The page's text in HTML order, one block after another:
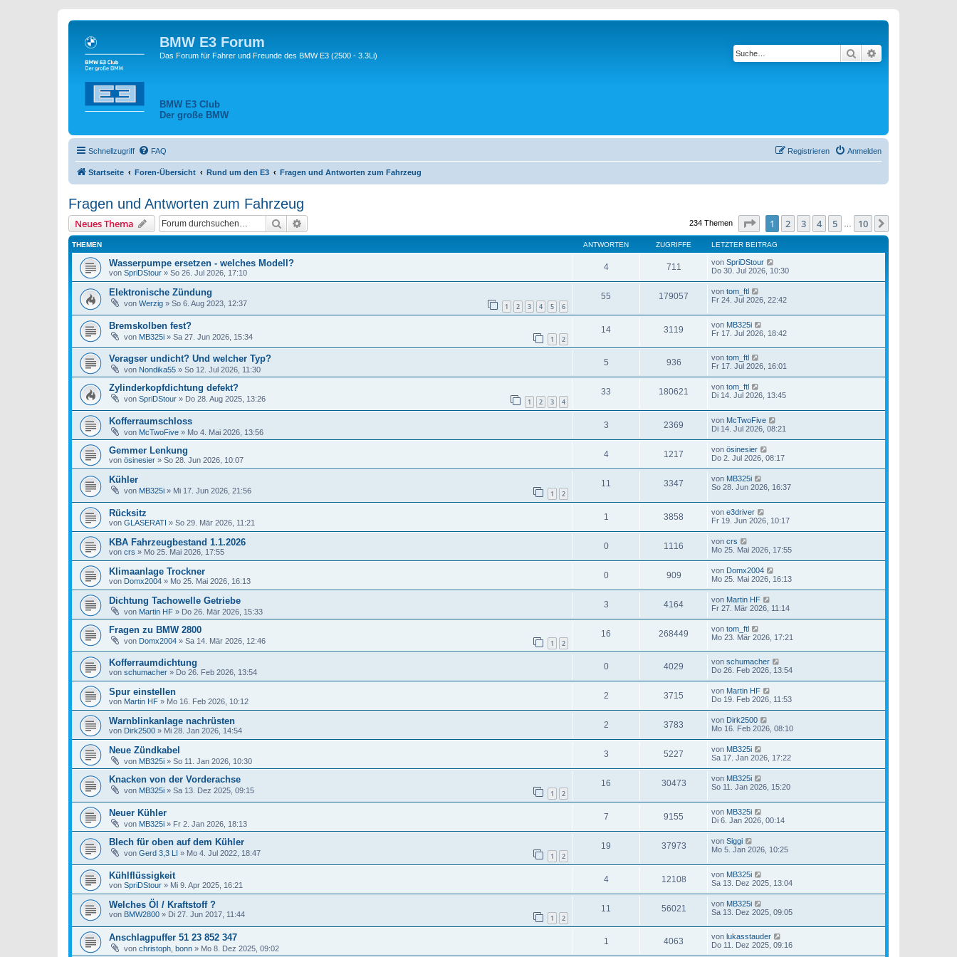
BMW E3 Forum
Das Forum für Fahrer und Freunde des BMW E3 (2500 - 3.3Li)
BMW E3 Club
Der große BMW
Suche
Schnellzugriff FAQ Anmelden
Registrieren
Startseite Foren-Übersicht Rund um den E3 Fragen und Antworten zum Fahrzeug
Fragen und Antworten zum Fahrzeug
Neues Thema Suche 234 Themen Seite von10
1 2 3 4 5 10
THEMEN ANTWORTEN ZUGRIFFE LETZTER BEITRAG
Wasserpumpe ersetzen - welches Modell?
von SpriDStour » So 26. Jul 2026, 17:10
4 711 von SpriDStour
Do 30. Jul 2026, 10:30
Elektronische Zündung
von Werzig » So 6. Aug 2023, 12:37 1 2 3 4 5 6
55 179057 von tom_ftl
Fr 24. Jul 2026, 22:42
Bremskolben fest?
von MB325i » Sa 27. Jun 2026, 15:34 1 2
14 3119 von MB325i
Fr 17. Jul 2026, 18:42
Veragser undicht? Und welcher Typ?
von Nondika55 » So 12. Jul 2026, 11:30
5 936 von tom_ftl
Fr 17. Jul 2026, 16:01
Zylinderkopfdichtung defekt?
von SpriDStour » Do 28. Aug 2025, 13:26 1 2 3 4
33 180621 von tom_ftl
Di 14. Jul 2026, 13:45
Kofferraumschloss
von McTwoFive » Mo 4. Mai 2026, 13:56
3 2369 von McTwoFive
Di 14. Jul 2026, 08:21
Gemmer Lenkung
von ösinesier » So 28. Jun 2026, 10:07
4 1217 von ösinesier
Do 2. Jul 2026, 08:17
Kühler
von MB325i » Mi 17. Jun 2026, 21:56 1 2
11 3347 von MB325i
So 28. Jun 2026, 16:37
Rücksitz
von GLASERATI » So 29. Mär 2026, 11:21
1 3858 von e3driver
Fr 19. Jun 2026, 10:17
KBA Fahrzeugbestand 1.1.2026
von crs » Mo 25. Mai 2026, 17:55
0 1116 von crs
Mo 25. Mai 2026, 17:55
Klimaanlage Trockner
von Domx2004 » Mo 25. Mai 2026, 16:13
0 909 von Domx2004
Mo 25. Mai 2026, 16:13
Dichtung Tachowelle Getriebe
von Martin HF » Do 26. Mär 2026, 15:33
3 4164 von Martin HF
Fr 27. Mär 2026, 11:14
Fragen zu BMW 2800
von Domx2004 » Sa 14. Mär 2026, 12:46 1 2
16 268449 von tom_ftl
Mo 23. Mär 2026, 17:21
Kofferraumdichtung
von schumacher » Do 26. Feb 2026, 13:54
0 4029 von schumacher
Do 26. Feb 2026, 13:54
Spur einstellen
von Martin HF » Mo 16. Feb 2026, 10:12
2 3715 von Martin HF
Do 19. Feb 2026, 11:53
Warnblinkanlage nachrüsten
von Dirk2500 » Mi 28. Jan 2026, 14:54
2 3783 von Dirk2500
Mo 16. Feb 2026, 08:10
Neue Zündkabel
von MB325i » So 11. Jan 2026, 10:30
3 5227 von MB325i
Sa 17. Jan 2026, 17:22
Knacken von der Vorderachse
von MB325i » Sa 13. Dez 2025, 09:15 1 2
16 30473 von MB325i
So 11. Jan 2026, 15:20
Neuer Kühler
von MB325i » Fr 2. Jan 2026, 18:13
7 9155 von MB325i
Di 6. Jan 2026, 00:14
Blech für oben auf dem Kühler
von Gerd 3,3 LI » Mo 4. Jul 2022, 18:47 1 2
19 37973 von Siggi
Mo 5. Jan 2026, 10:25
Kühlflüssigkeit
von SpriDStour » Mi 9. Apr 2025, 16:21
4 12108 von MB325i
Sa 13. Dez 2025, 13:04
Welches Öl / Kraftstoff ?
von BMW2800 » Di 27. Jun 2017, 11:44 1 2
11 56021 von MB325i
Sa 13. Dez 2025, 09:05
Anschlagpuffer 51 23 852 347
von christoph, bonn » Mo 8. Dez 2025, 09:02
1 4063 von lukasstauder
Do 11. Dez 2025, 09:16